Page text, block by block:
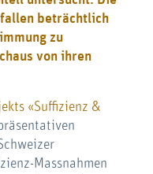
beträchtlich
zu
von ihren
«Suffizienz &
Massnahmen